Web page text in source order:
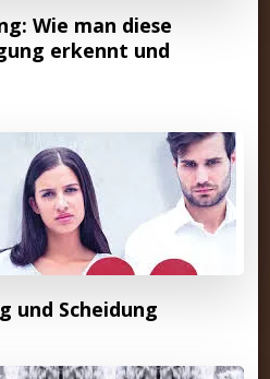
Wie man diese
erkennt und
und Scheidung